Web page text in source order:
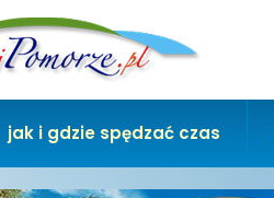
jak i gdzie spędzać czas